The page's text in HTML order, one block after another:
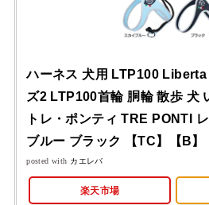
ハーネス 犬用 LTP100
ズ2 LTP100首輪 胴輪 散歩 犬
トレ・ポンティ TRE PONTI
ブルー ブラック 【TC】【B】
posted with カエレバ
楽天市場